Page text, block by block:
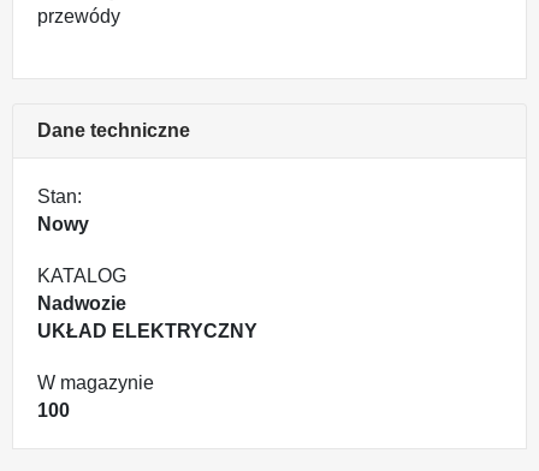
przewódy
Dane techniczne
Stan:
Nowy
KATALOG
Nadwozie
UKŁAD ELEKTRYCZNY
W magazynie
100